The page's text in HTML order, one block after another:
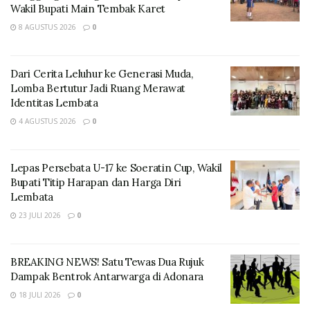
Pencegahan, Partisipasi Masyarakat dan Hubungan
Masyarakat (HP2MHM) serta Staf.
Wakil Bupati Main Tembak Karet
8 AGUSTUS 2026 0
Dari Cerita Leluhur ke Generasi Muda,
Lomba Bertutur Jadi Ruang Merawat
Identitas Lembata
4 AGUSTUS 2026 0
Lepas Persebata U-17 ke Soeratin Cup, Wakil
Bupati Titip Harapan dan Harga Diri
Lembata
23 JULI 2026 0
BREAKING NEWS! Satu Tewas Dua Rujuk
Dampak Bentrok Antarwarga di Adonara
18 JULI 2026 0